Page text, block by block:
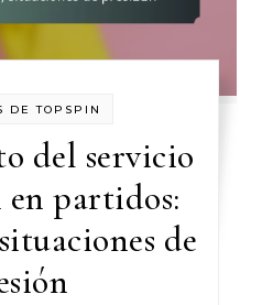
DE TOPSPIN
del servicio
partidos:
de